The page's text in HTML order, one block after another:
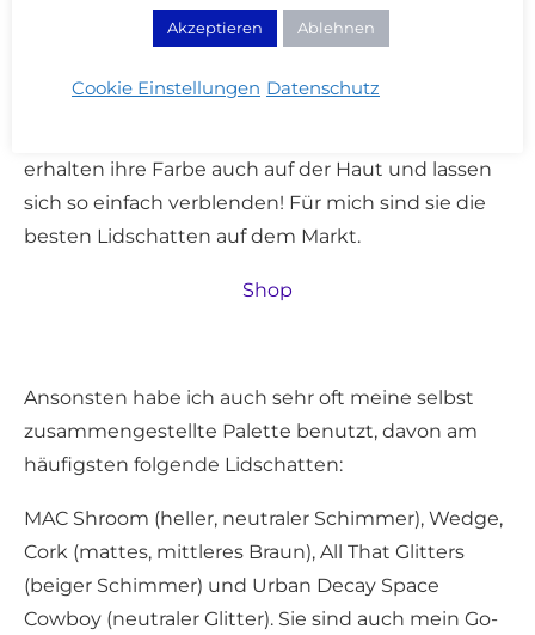
entsprechen am ehesten die Glamour oder I Need
gerne getragen. Die Lidschatten sind alle buttrig
erhalten ihre Farbe auch auf der Haut und lassen
sich so einfach verblenden! Für mich sind sie die
besten Lidschatten auf dem Markt.
Shop
Ansonsten habe ich auch sehr oft meine selbst
zusammengestellte Palette benutzt, davon am
häufigsten folgende Lidschatten:
MAC Shroom (heller, neutraler Schimmer), Wedge,
Cork (mattes, mittleres Braun), All That Glitters
(beiger Schimmer) und Urban Decay Space
Cowboy (neutraler Glitter). Sie sind auch mein Go-
Akzeptieren Ablehnen
Cookie Einstellungen Datenschutz